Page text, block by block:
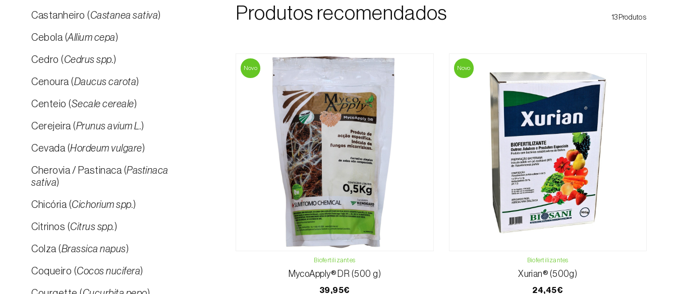
Castanheiro (Castanea sativa)
Cebola (Allium cepa)
Cedro (Cedrus spp.)
Cenoura (Daucus carota)
Centeio (Secale cereale)
Cerejeira (Prunus avium L.)
Cevada (Hordeum vulgare)
Cherovia / Pastinaca (Pastinaca
sativa)
Chicória (Cichorium spp.)
Citrinos (Citrus spp.)
Colza (Brassica napus)
Coqueiro (Cocos nucifera)
Produtos recomendados 13Produtos
Novo
Biofertilizantes
MycoApply® DR (500 g)
39,95€
Novo
Biofertilizantes
Xurian® (500g)
24,45€